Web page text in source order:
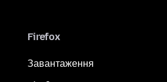
Firefox
Завантаження